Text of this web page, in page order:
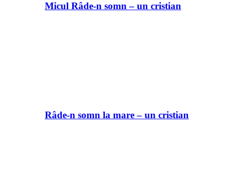
Micul Râde-n somn – un cristian
Râde-n somn la mare – un cristian